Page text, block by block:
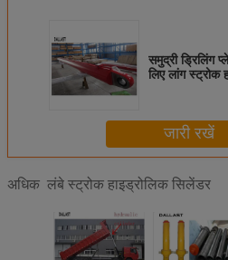
समुद्री ड्रिलिंग
लिए लांग स्ट्रोक
जारी रखें
अधिक लंबे स्ट्रोक हाइड्रोलिक सिलेंडर